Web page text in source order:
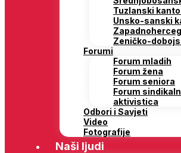
Tuzlanski
Unsko-sanski
Zeničko-
Forumi
Forum mladih
Forum žena
Forum seniora
Forum
aktivistica
Odbori i Savjeti
Video
Fotografije
Naši ljudi